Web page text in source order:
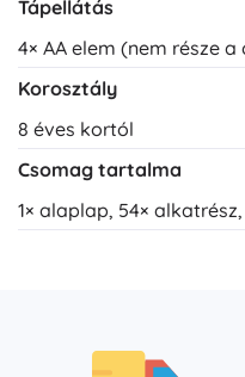
Tápellátás
4× AA elem (nem része
Korosztály
8 éves kortól
Csomag tartalma
1× alaplap, 54×